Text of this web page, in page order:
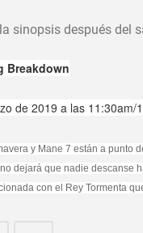
sinopsis después del
Breakdown
de 2019 a las 11:30am/
y Mane 7 están a punto
dejará que nadie descanse
con el Rey Tormenta